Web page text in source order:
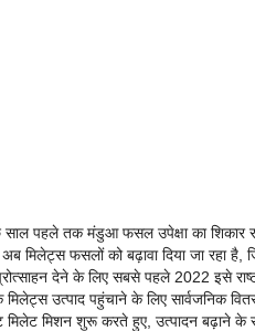
पहले तक मंडुआ फसल उपेक्षा का शिकार
मिलेट्स फसलों को बढ़ावा दिया जा रहा
देने के लिए सबसे पहले 2022 इसे
उत्पाद पहुंचाने के लिए सार्वजनिक
मिशन शुरू करते हुए, उत्पादन बढ़ाने के